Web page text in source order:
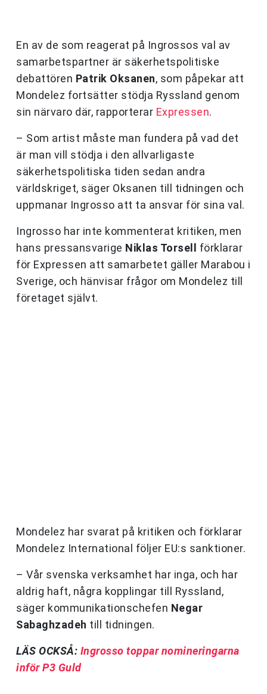
En av de som reagerat på Ingrossos val av
samarbetspartner är säkerhetspolitiske
debattören Patrik Oksanen, som påpekar att
Mondelez fortsätter stödja Ryssland genom
sin närvaro där, rapporterar Expressen.
– Som artist måste man fundera på vad det
är man vill stödja i den allvarligaste
säkerhetspolitiska tiden sedan andra
världskriget, säger Oksanen till tidningen och
uppmanar Ingrosso att ta ansvar för sina val.
Ingrosso har inte kommenterat kritiken, men
hans pressansvarige Niklas Torsell
förklarar
för Expressen att samarbetet gäller Marabou i
Sverige, och hänvisar frågor om Mondelez till
företaget självt.
Mondelez har svarat på kritiken och förklarar
Mondelez International följer EU:s sanktioner.
– Vår svenska verksamhet har inga, och har
aldrig haft, några kopplingar till Ryssland,
säger kommunikationschefen Negar
Sabaghzadeh till tidningen.
LÄS OCKSÅ: Ingrosso toppar nomineringarna
inför P3 Guld